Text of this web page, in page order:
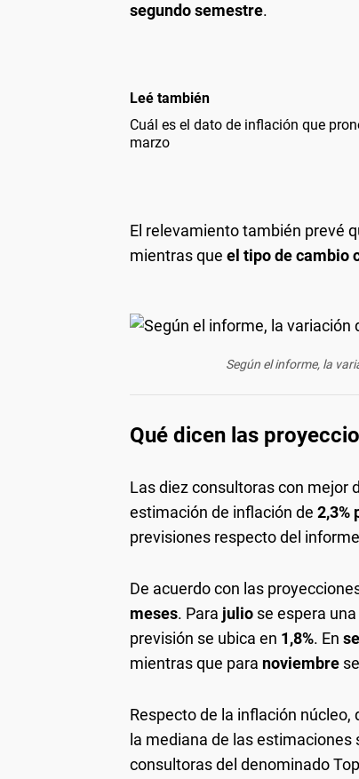
segundo semestre.
Leé también
Cuál es el dato de inflación que
marzo
El relevamiento también prevé
mientras que el tipo de cambio
Según el informe, la
Qué dicen las
Las diez consultoras con mejor
estimación de inflación de 2,3%
previsiones respecto del
De acuerdo con las
meses. Para julio se espera
previsión se ubica en 1,8%. En
mientras que para noviembre
Respecto de la inflación
la mediana de las estimaciones
consultoras del denominado